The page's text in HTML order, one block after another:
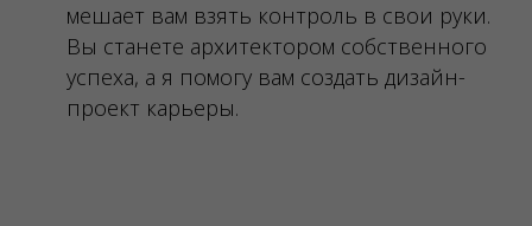
мешает вам взять контроль в свои руки.
Вы станете архитектором собственного
успеха, а я помогу вам создать дизайн-
проект карьеры.